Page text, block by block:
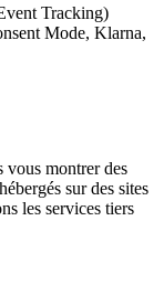
Tracking)
Mode, Klarna,
vous montrer des
sur des sites
les services tiers